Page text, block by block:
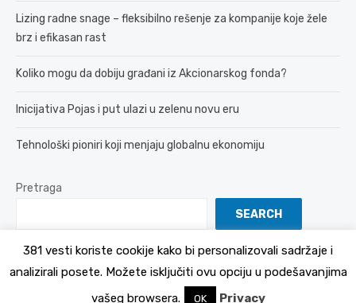
Lizing radne snage – fleksibilno rešenje za kompanije koje žele
brz i efikasan rast
Koliko mogu da dobiju građani iz Akcionarskog fonda?
Inicijativa Pojas i put ulazi u zelenu novu eru
Tehnološki pioniri koji menjaju globalnu ekonomiju
Pretraga
SEARCH
Politika Privatnosti
381 vesti koriste cookije kako bi personalizovali sadržaje i
analizirali posete. Možete isključiti ovu opciju u podešavanjima
vašeg browsera.
OK Privacy